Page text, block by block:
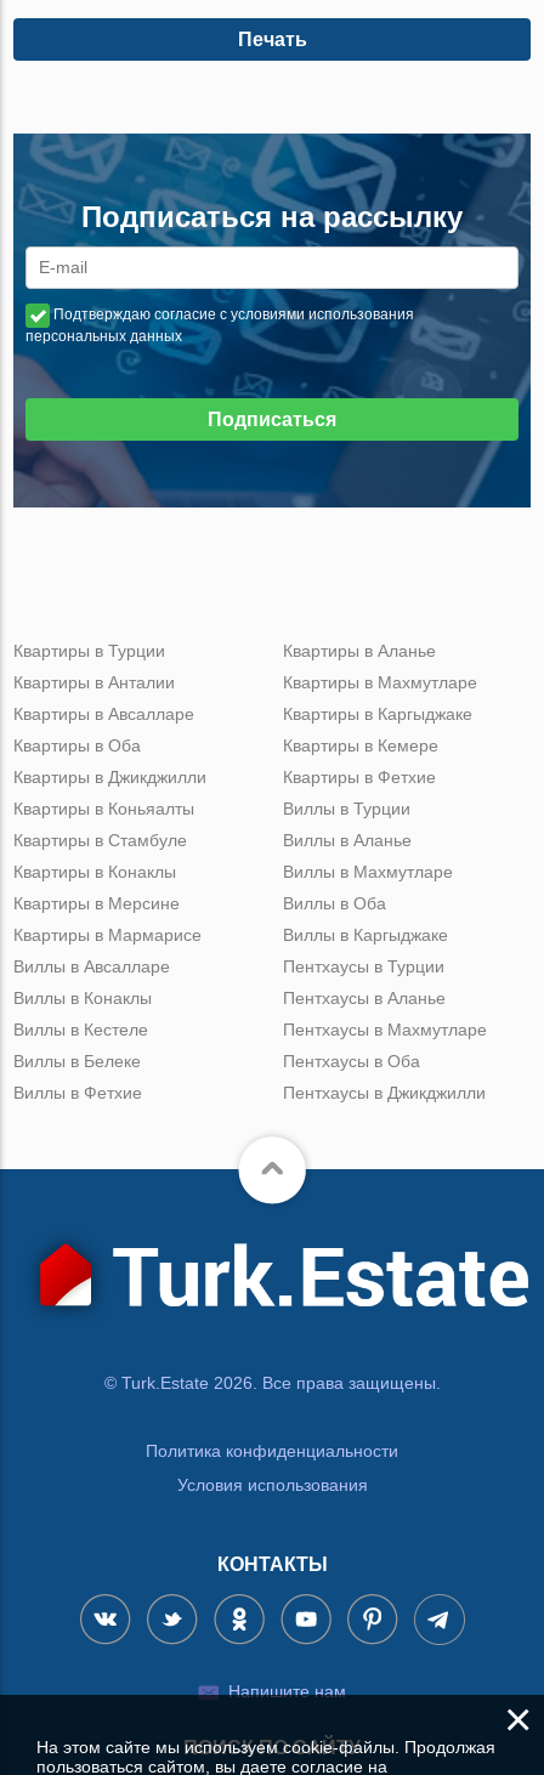
Печать
Подписаться на рассылку
Подтверждаю согласие с условиями использования
персональных данных
Подписаться
Квартиры в Турции
Квартиры в Анталии
Квартиры в Авсалларе
Квартиры в Оба
Квартиры в Джикджилли
Квартиры в Аланье
Квартиры в Махмутларе
Квартиры в Каргыджаке
Квартиры в Кемере
Квартиры в Фетхие
Квартиры в Коньяалты
Квартиры в Стамбуле
Квартиры в Конаклы
Квартиры в Мерсине
Квартиры в Мармарисе
Виллы в Турции
Виллы в Аланье
Виллы в Махмутларе
Виллы в Оба
Виллы в Каргыджаке
Виллы в Авсалларе
Виллы в Конаклы
Виллы в Кестеле
Виллы в Белеке
Виллы в Фетхие
Пентхаусы в Турции
Пентхаусы в Аланье
Пентхаусы в Махмутларе
Пентхаусы в Оба
Пентхаусы в Джикджилли
© Turk.Estate 2026. Все права защищены.
Политика конфиденциальности
Условия использования
КОНТАКТЫ
Напишите нам
ПОИСК ПО САЙТУ
×
На этом сайте мы используем cookie-файлы. Продолжая
пользоваться сайтом, вы даете согласие на